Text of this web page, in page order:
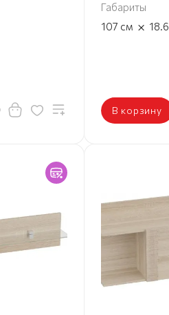
Габариты
107 см × 18.6
В корзину